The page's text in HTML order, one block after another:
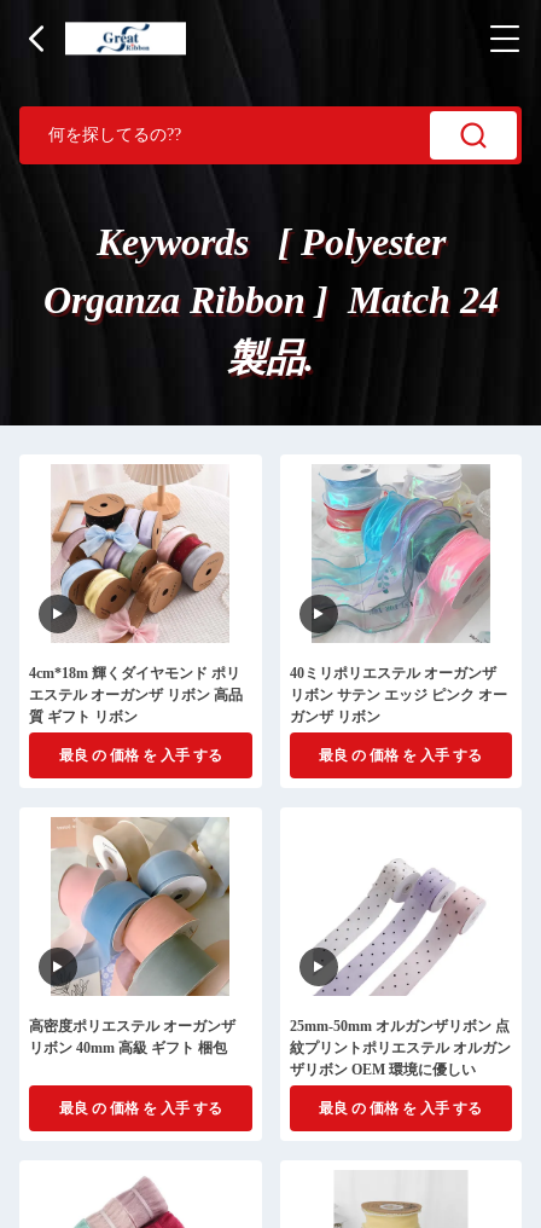
Keywords [ Polyester
Organza Ribbon ] Match 24
製品.
4cm*18m 輝くダイヤモンド ポリ
エステル オーガンザ リボン 高品
質 ギフト リボン
最良 の 価格 を 入手 する
40ミリポリエステル オーガンザ
リボン サテン エッジ ピンク オー
ガンザ リボン
最良 の 価格 を 入手 する
高密度ポリエステル オーガンザ
リボン 40mm 高級 ギフト 梱包
最良 の 価格 を 入手 する
25mm-50mm オルガンザリボン 点
紋プリントポリエステル オルガン
ザリボン OEM 環境に優しい
最良 の 価格 を 入手 する